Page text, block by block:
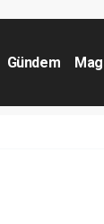
Gündem